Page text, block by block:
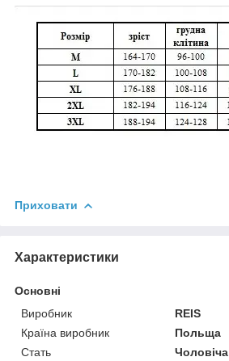
Приховати
Характеристики
Основні
Виробник
REIS
Країна виробник
Польща
Стать
Чоловіча